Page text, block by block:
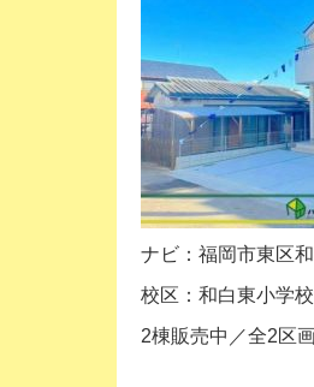
ナビ：福岡市東区
校区：和白東小学
2棟販売中／全2区